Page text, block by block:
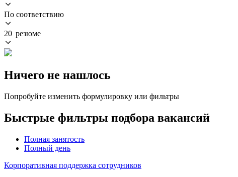
По соответствию
20 резюме
Ничего не нашлось
Попробуйте изменить формулировку или фильтры
Быстрые фильтры подбора вакансий
Полная занятость
Полный день
Корпоративная поддержка сотрудников